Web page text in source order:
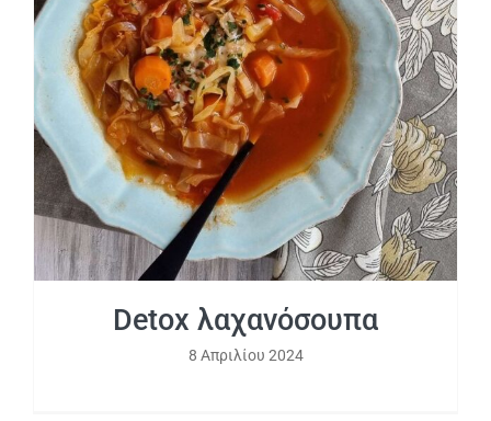
Detox λαχανόσουπα
Detox λαχανόσουπα
8 Απριλίου 2024